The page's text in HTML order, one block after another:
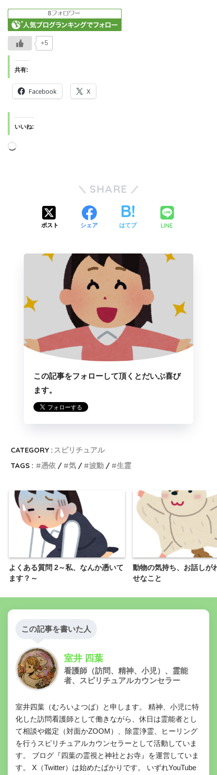
+5
共有:
Facebook X
いいね:
SHARE
ポスト シェア はてブ LINE
この記事をフォローして頂くとだいぶ喜び
ます。
CATEGORY : スピリチュアル
TAGS :
憑依 気 波動 生霊
よくある質問 2～私、なんか憑いて
ます？～
動物の気持ち、お話しが
せなこと
この記事を書いた人
室井 四葉
看護師（訪問、精神、小児）、霊能
者、スピリチュアルカウンセラー
室井四葉（むろいよつば）と申します。 精神、小児に特
化した訪問看護師として働きながら、休日は霊能者とし
て相談や鑑定（対面かZOOM）、除霊浄霊、ヒーリング
を行うスピリチュアルカウンセラーとして活動していま
す。 ブログ『四葉の霊視と神社とお寺』を運営していま
す。 X（Twitter）は始めたばかりです。 いずれYouTube